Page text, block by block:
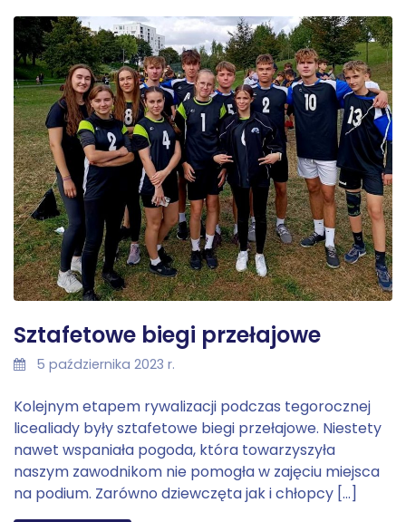
Sztafetowe biegi przełajowe
5 października 2023 r.
Kolejnym etapem rywalizacji podczas tegorocznej
licealiady były sztafetowe biegi przełajowe. Niestety
nawet wspaniała pogoda, która towarzyszyła
naszym zawodnikom nie pomogła w zajęciu miejsca
na podium. Zarówno dziewczęta jak i chłopcy […]